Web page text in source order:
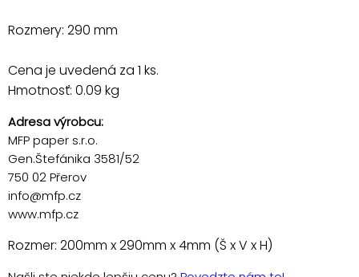
Rozmery: 290 mm
Cena je uvedená za 1 ks.
Hmotnosť: 0.09 kg
Adresa výrobcu:
MFP paper s.r.o.
Gen.Štefánika 3581/52
750 02 Přerov
info@mfp.cz
www.mfp.cz
Rozmer: 200mm x 290mm x 4mm (Š x V x H)